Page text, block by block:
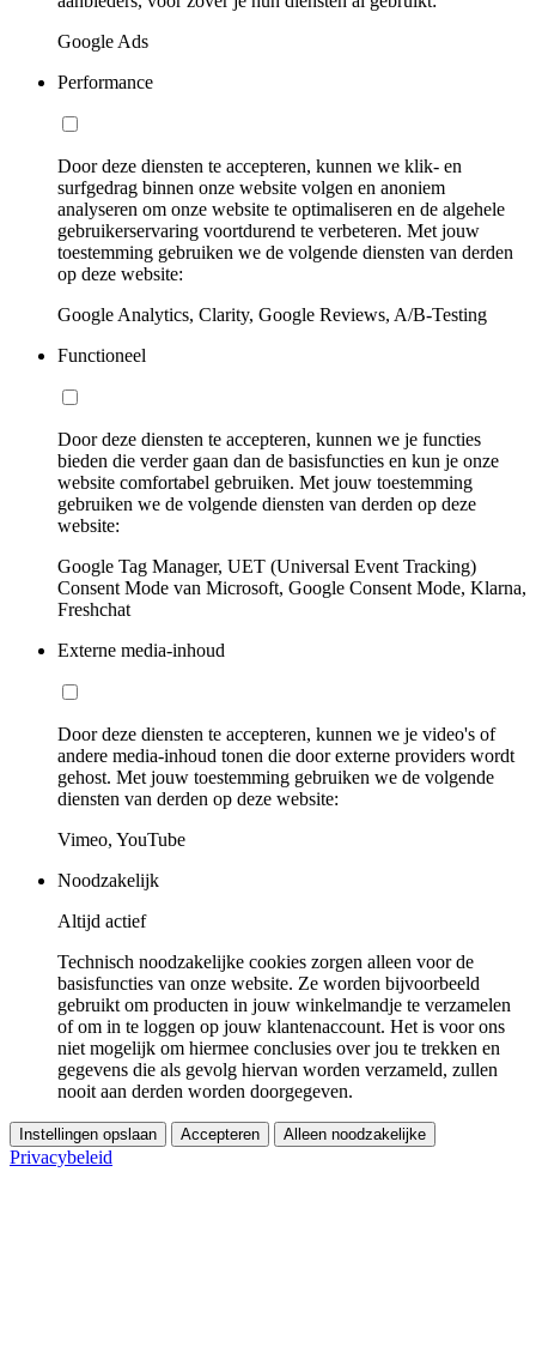
Google Ads
Performance
Door deze diensten te accepteren, kunnen we klik- en
surfgedrag binnen onze website volgen en anoniem
analyseren om onze website te optimaliseren en de algehele
gebruikerservaring voortdurend te verbeteren. Met jouw
toestemming gebruiken we de volgende diensten van derden
op deze website:
Google Analytics, Clarity, Google Reviews, A/B-Testing
Functioneel
Door deze diensten te accepteren, kunnen we je functies
bieden die verder gaan dan de basisfuncties en kun je onze
website comfortabel gebruiken. Met jouw toestemming
gebruiken we de volgende diensten van derden op deze
website:
Google Tag Manager, UET (Universal Event Tracking)
Consent Mode van Microsoft, Google Consent Mode, Klarna,
Freshchat
Externe media-inhoud
Door deze diensten te accepteren, kunnen we je video's of
andere media-inhoud tonen die door externe providers wordt
gehost. Met jouw toestemming gebruiken we de volgende
diensten van derden op deze website:
Vimeo, YouTube
Noodzakelijk
Altijd actief
Technisch noodzakelijke cookies zorgen alleen voor de
basisfuncties van onze website. Ze worden bijvoorbeeld
gebruikt om producten in jouw winkelmandje te verzamelen
of om in te loggen op jouw klantenaccount. Het is voor ons
niet mogelijk om hiermee conclusies over jou te trekken en
gegevens die als gevolg hiervan worden verzameld, zullen
nooit aan derden worden doorgegeven.
Instellingen opslaan Accepteren Alleen noodzakelijke
Privacybeleid